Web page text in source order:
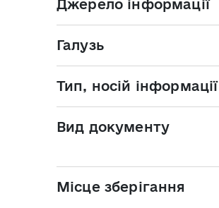
Джерело інформації
Галузь
Тип, носій інформації
Вид документу
Місце зберігання